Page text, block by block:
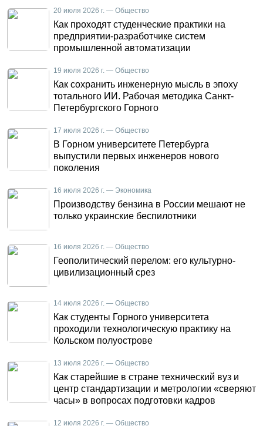
20 июля 2026 г. — Общество
Как проходят студенческие практики на
предприятии-разработчике систем
промышленной автоматизации
19 июля 2026 г. — Общество
Как сохранить инженерную мысль в эпоху
тотального ИИ. Рабочая методика Санкт-
Петербургского Горного
17 июля 2026 г. — Общество
В Горном университете Петербурга
выпустили первых инженеров нового
поколения
16 июля 2026 г. — Экономика
Производству бензина в России мешают не
только украинские беспилотники
16 июля 2026 г. — Общество
Геополитический перелом: его культурно-
цивилизационный срез
14 июля 2026 г. — Общество
Как студенты Горного университета
проходили технологическую практику на
Кольском полуострове
13 июля 2026 г. — Общество
Как старейшие в стране технический вуз и
центр стандартизации и метрологии «сверяют
часы» в вопросах подготовки кадров
12 июля 2026 г. — Общество